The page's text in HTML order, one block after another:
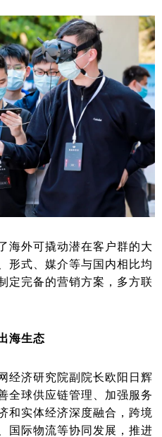
外可撬动潜在客户群的大
形式、媒介等与国内相比均
定完备的营销方案，多方联
海生态
济研究院副院长欧阳日辉
全球供应链管理、加强服务
和实体经济深度融合，跨境
国际物流等协同发展，推进